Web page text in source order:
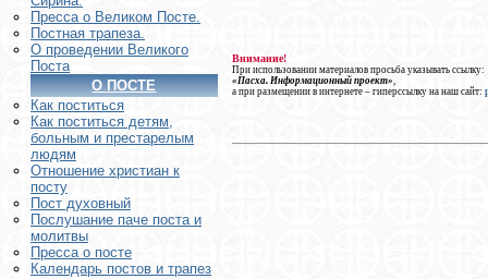
Пресса о Великом Посте.
Постная трапеза.
О проведении Великого
Поста
О ПОСТЕ
Как поститься
Как поститься детям,
больным и престарелым
людям
Отношение христиан к
посту
Пост духовный
Послушание паче поста и
молитвы
Пресса о посте
Календарь постов и трапез
Внимание!
При использовании материалов просьба указывать ссылку:
«Пасха. Информационный проект»,
а при размещении в интернете – гиперссылку на наш сайт: